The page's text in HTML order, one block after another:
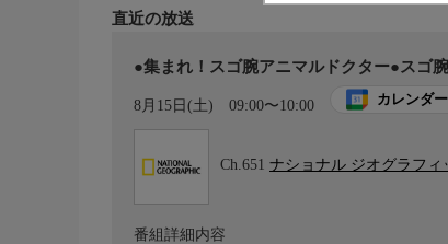
直近の放送
●集まれ！スゴ腕アニマルドクター●スゴ
8月15日(土) 09:00〜10:00 カレンダ
Ch.651 ナショナル ジオグラフィ
番組詳細内容